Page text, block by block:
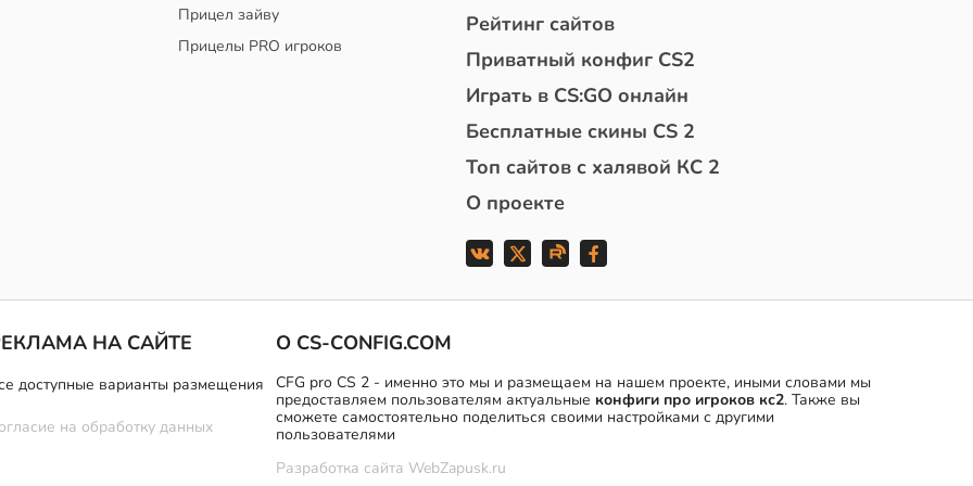
Прицел зайву
Прицелы PRO игроков
Рейтинг сайтов
Приватный конфиг CS2
Играть в CS:GO онлайн
Бесплатные скины CS 2
Топ сайтов с халявой КС 2
О проекте
НА САЙТЕ
доступные варианты размещения
на обработку данных
О CS-CONFIG.COM
CFG pro CS 2 - именно это мы и размещаем на нашем проекте, иными словами мы
предоставляем пользователям актуальные конфиги про игроков кс2. Также вы
сможете самостоятельно поделиться своими настройками с другими
пользователями
Разработка сайта WebZapusk.ru